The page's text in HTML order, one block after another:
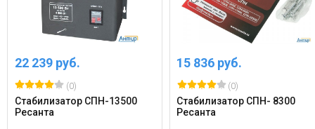
22 239 руб.
(0)
Стабилизатор СПН-13500
Ресанта
15 836 руб.
(0)
Стабилизатор СПН- 8300
Ресанта